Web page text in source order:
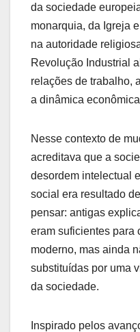
da sociedade
monarquia, da Igreja
na autoridade
Revolução Industrial
relações de trabalho,
a dinâmica
Nesse contexto de
acreditava que a
desordem intelectual
social era resultado
pensar: antigas
eram suficientes para
moderno, mas ainda
substituídas por uma
da sociedade.
Inspirado pelos